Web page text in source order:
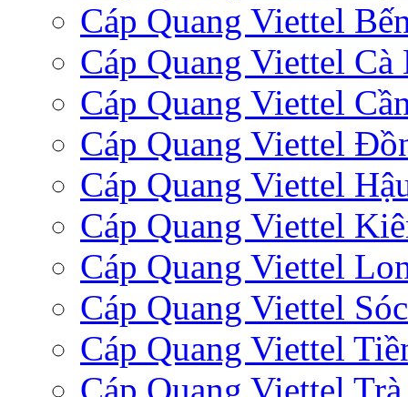
Cáp Quang Viettel
Cáp Quang Viettel Cà
Cáp Quang Viettel
Cáp Quang Viettel
Cáp Quang Viettel
Cáp Quang Viettel
Cáp Quang Viettel
Cáp Quang Viettel
Cáp Quang Viettel